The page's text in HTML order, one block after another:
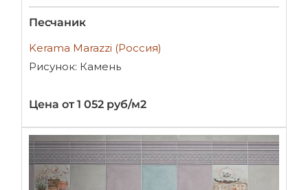
Песчаник
Kerama Marazzi (Россия)
Рисунок: Камень
Цена от 1 052 руб/м2